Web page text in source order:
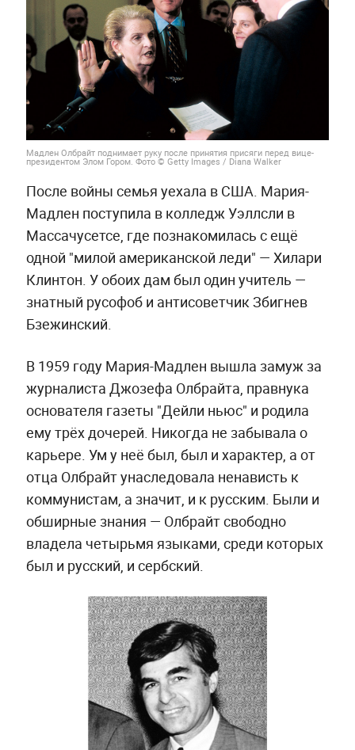
Мадлен Олбрайт поднимает руку после принятия присяги перед вице-
президентом Элом Гором. Фото © Getty Images / Diana Walker
После войны семья уехала в США. Мария-
Мадлен поступила в колледж Уэллсли в
Массачусетсе, где познакомилась с ещё
одной "милой американской леди" — Хилари
Клинтон. У обоих дам был один учитель —
знатный русофоб и антисоветчик Збигнев
Бзежинский.
В 1959 году Мария-Мадлен вышла замуж за
журналиста Джозефа Олбрайта, правнука
основателя газеты "Дейли ньюс" и родила
ему трёх дочерей. Никогда не забывала о
карьере. Ум у неё был, был и характер, а от
отца Олбрайт унаследовала ненависть к
коммунистам, а значит, и к русским. Были и
обширные знания — Олбрайт свободно
владела четырьмя языками, среди которых
был и русский, и сербский.